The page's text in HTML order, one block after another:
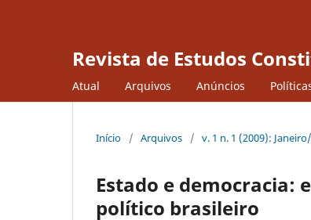
Revista de Estudos
Atual Arquivos Anúncios
Início / Arquivos / v. 1 n. 1 (2009):
Estado e democracia:
político brasileiro